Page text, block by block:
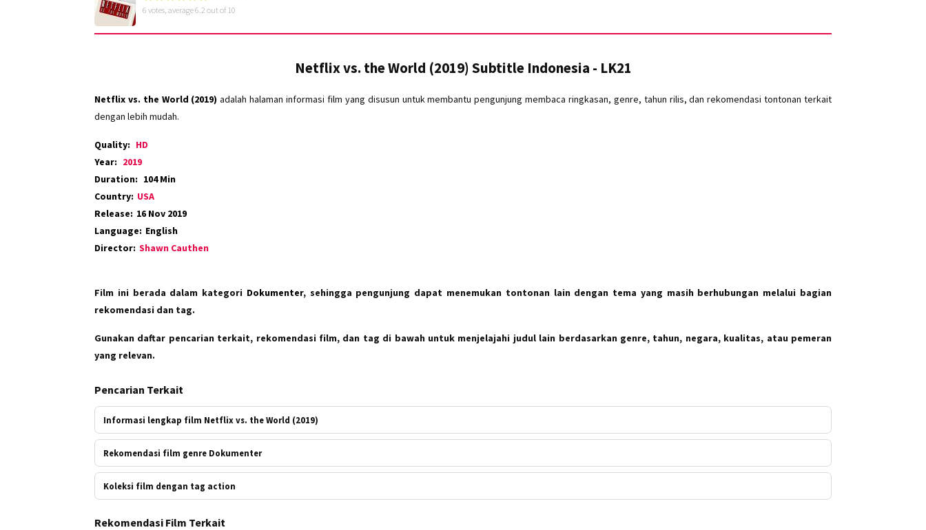
6 votes, average6.2 out of 10
Netflix vs. the World (2019) Subtitle Indonesia - LK21
Netflix vs. the World (2019) adalah halaman informasi film yang disusun untuk membantu pengunjung membaca ringkasan, genre, tahun rilis, dan rekomendasi tontonan terkait
dengan lebih mudah.
Quality: HD
Year: 2019
Duration: 104 Min
Country: USA
Release: 16 Nov 2019
Language: English
Director: Shawn Cauthen
Film ini berada dalam kategori Dokumenter, sehingga pengunjung dapat menemukan tontonan lain dengan tema yang masih berhubungan melalui bagian
rekomendasi dan tag.
Gunakan daftar pencarian terkait, rekomendasi film, dan tag di bawah untuk menjelajahi judul lain berdasarkan genre, tahun, negara, kualitas, atau pemeran
yang relevan.
Pencarian Terkait
Informasi lengkap film Netflix vs. the World (2019)
Rekomendasi film genre Dokumenter
Koleksi film dengan tag action
Rekomendasi Film Terkait